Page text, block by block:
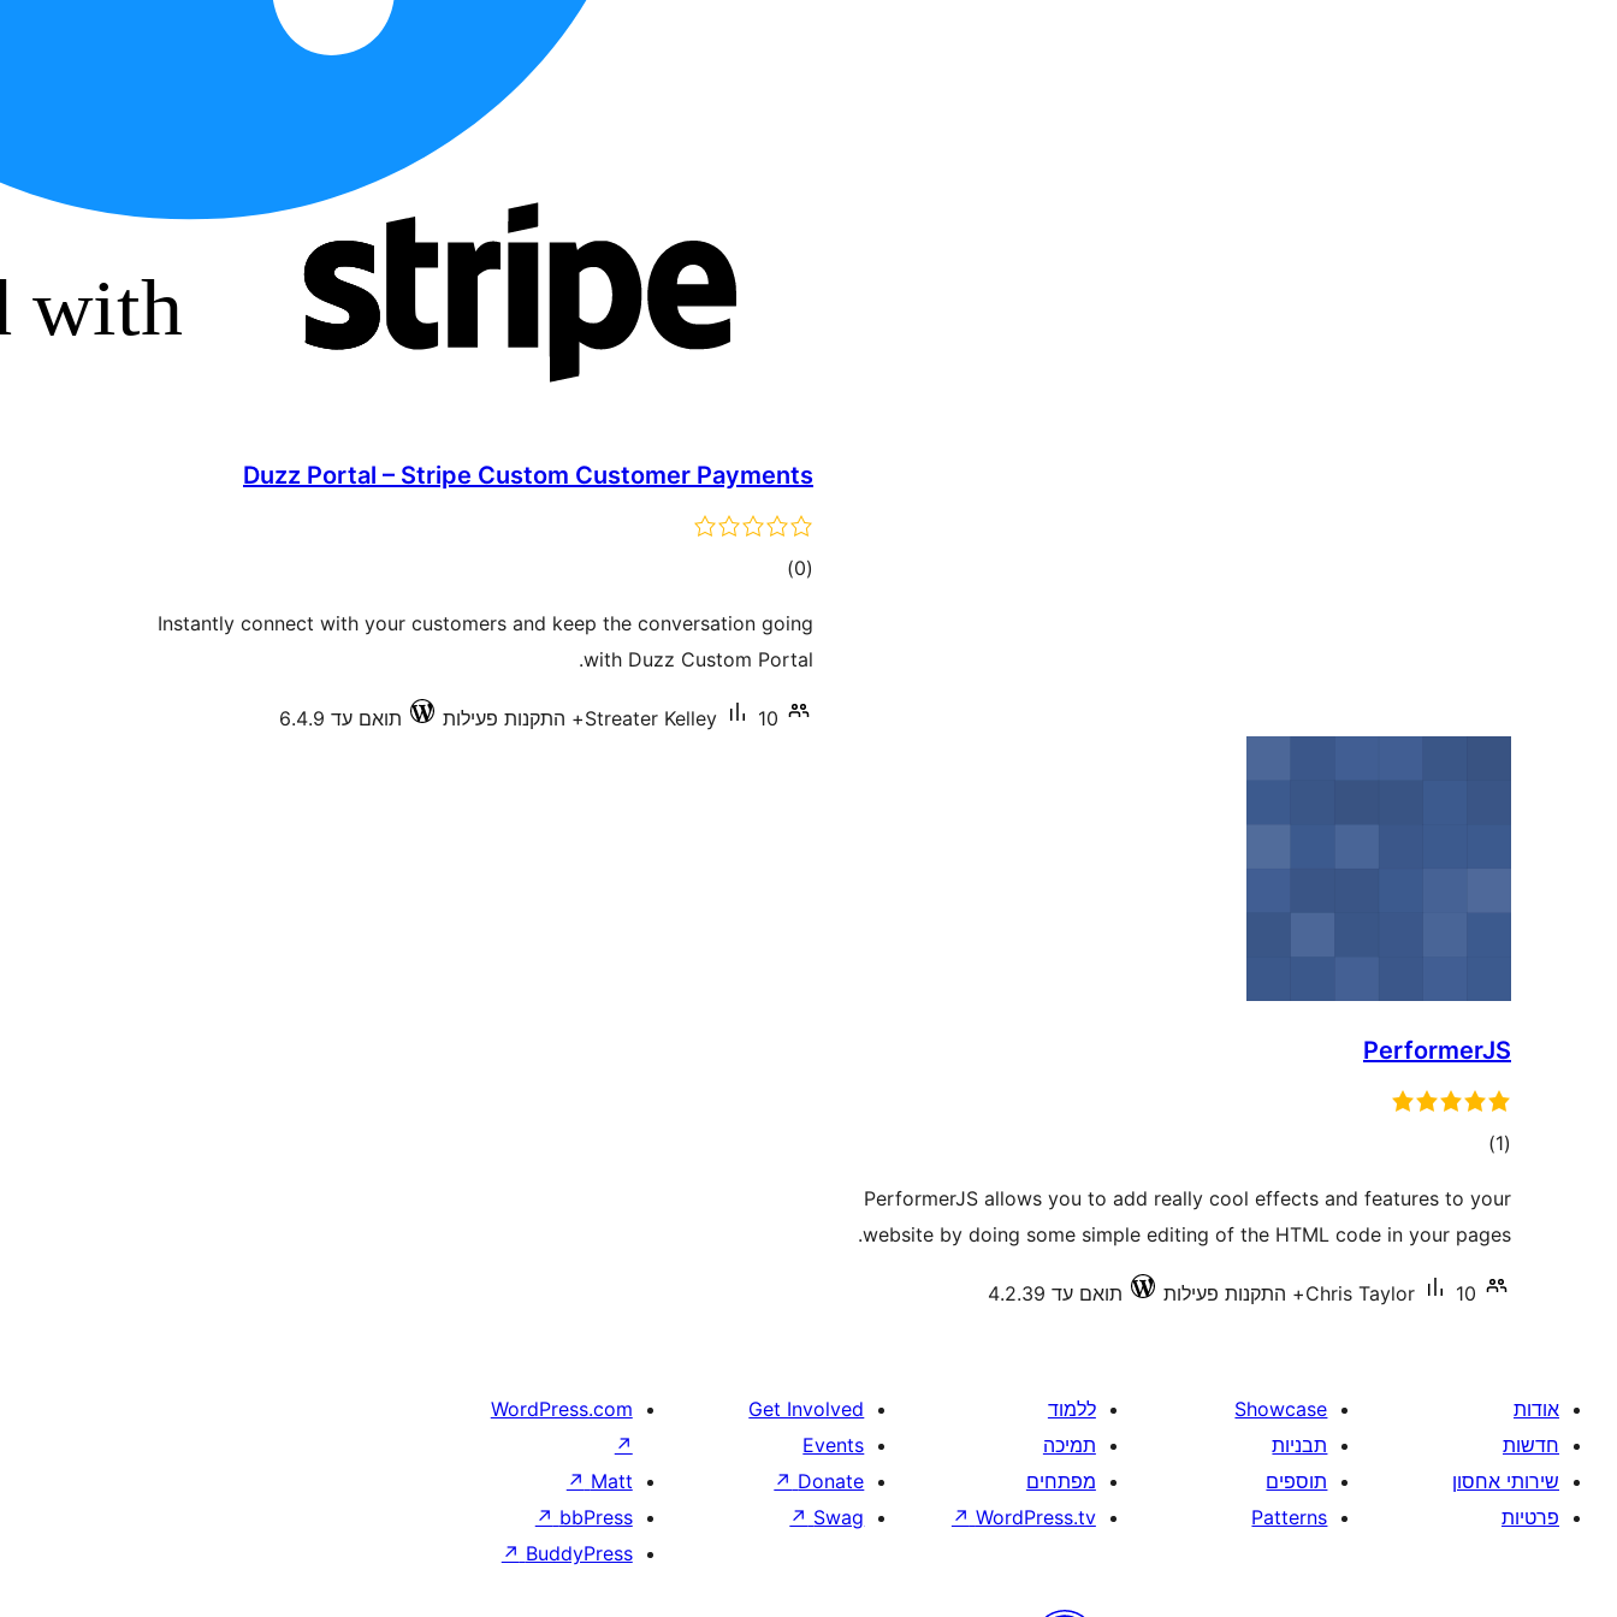
Duzz Portal – Stripe Custom Customer Payments
(0 דרוגים)
Instantly connect with your customers and keep the conversation going
with Duzz Custom Portal.
Streater Kelley 10+ התקנות פעילות תואם עד 6.4.9
PerformerJS
(1 דרוגים)
PerformerJS allows you to add really cool effects and features to your
website by doing some simple editing of the HTML code in your pages.
Chris Taylor 10+ התקנות פעילות תואם עד 4.2.39
אודות
חדשות
שירותי אחסון
פרטיות
Showcase
תבניות
תוספים
Patterns
ללמוד
תמיכה
מפתחים
WordPress.tv
↗
Get Involved
Events
Donate
↗
Swag
↗
WordPress.com
↗
Matt
↗
bbPress
↗
BuddyPress
↗